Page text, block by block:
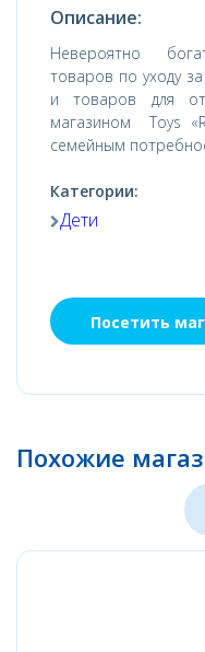
Описание:
Невероятно
товаров по уходу
и товаров для
магазином Toys
семейным
Категории:
Дети
Посетить
Похожие